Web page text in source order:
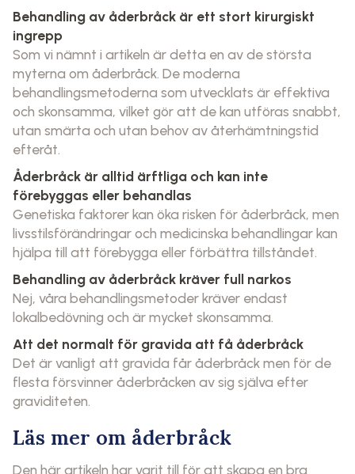
Behandling av åderbråck är ett stort kirurgiskt
ingrepp
Som vi nämnt i artikeln är detta en av de största
myterna om åderbråck. De moderna
behandlingsmetoderna som utvecklats är effektiva
och skonsamma, vilket gör att de kan utföras snabbt,
utan smärta och utan behov av återhämtningstid
efteråt.
Åderbråck är alltid ärftliga och kan inte
förebyggas eller behandlas
Genetiska faktorer kan öka risken för åderbråck, men
livsstilsförändringar och medicinska behandlingar kan
hjälpa till att förebygga eller förbättra tillståndet.
Behandling av åderbråck kräver full narkos
Nej, våra behandlingsmetoder kräver endast
lokalbedövning och är mycket skonsamma.
Att det normalt för gravida att få åderbråck
Det är vanligt att gravida får åderbråck men för de
flesta försvinner åderbråcken av sig själva efter
graviditeten.
Läs mer om åderbråck
Den här artikeln har varit till för att skapa en bra